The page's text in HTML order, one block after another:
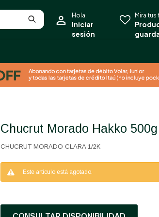
Chucrut Morado Hakko 500g
CHUCRUT MORADO CLARA 1/2K
Este artículo está agotado.